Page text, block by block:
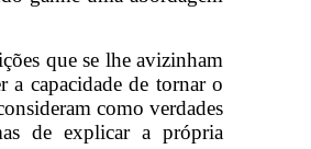
que se lhe avizinham
a capacidade de tornar o
como verdades
de explicar a própria